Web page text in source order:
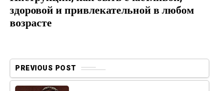
здоровой и привлекательной в любом
возрасте
PREVIOUS POST